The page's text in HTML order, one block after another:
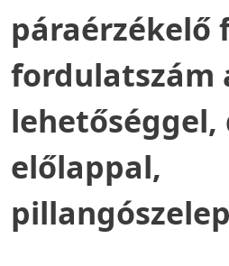
páraérzékelő
fordulatszám
előlappal,